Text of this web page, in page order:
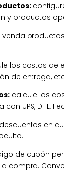
y productos
venda
los costos de
de entrega,
calcule los
UPS, DHL,
en
de cupón
compra.